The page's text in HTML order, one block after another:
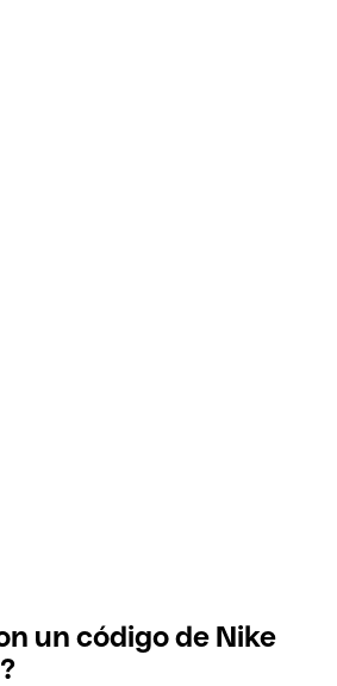
un código de Nike